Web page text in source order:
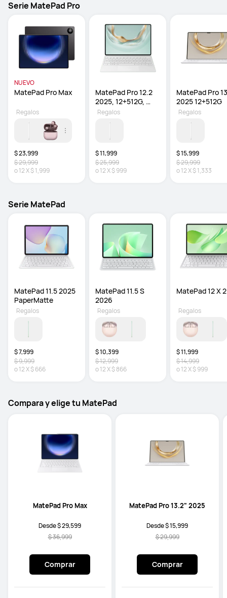
Serie MatePad Pro
NUEVO
MatePad Pro Max
$ 23,999
$ 29,999
o12X$ 1,999
Regalos
MatePad Pro 12.2
2025, 12+512G,
Verde, Con Teclado
$ 11,999
$ 25,999
o12X$ 999
Regalos
MatePad Pro
2025 12+512G
$ 15,999
$ 29,999
o12X$ 1,333
Regalos
Serie MatePad
MatePad 11.5 2025
PaperMatte
$ 7,999
$ 9,999
o12X$ 666
Regalos
MatePad 11.5 S
2026
$ 10,399
$ 12,999
o12X$ 866
Regalos
MatePad 12 X
$ 11,999
$ 14,999
o12X$ 999
Regalos
Compara y elige tu MatePad
MatePad Pro Max
Desde $ 29,599
$ 36,999
Comprar
MatePad Pro 13.2" 2025
Desde $ 15,999
$ 29,999
Comprar